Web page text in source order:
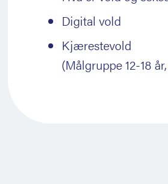
Digital vold
Kjærestevold
(Målgruppe 12-18